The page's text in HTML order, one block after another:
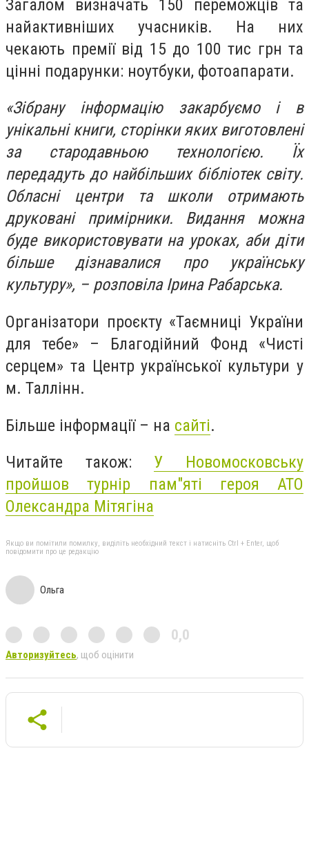
Загалом визначать 150 переможців та
найактивніших учасників. На них
чекають премії від 15 до 100 тис грн та
цінні подарунки: ноутбуки, фотоапарати.
«Зібрану інформацію закарбуємо і в
унікальні книги, сторінки яких виготовлені
за стародавньою технологією. Їх
передадуть до найбільших бібліотек світу.
Обласні центри та школи отримають
друковані примірники. Видання можна
буде використовувати на уроках, аби діти
більше дізнавалися про українську
культуру», – розповіла Ірина Рабарська.
Організатори проєкту «Таємниці України
для тебе» – Благодійний Фонд «Чисті
серцем» та Центр української культури у
м. Таллінн.
Більше інформації – на сайті.
Читайте також: У Новомосковську
пройшов турнір пам"яті героя АТО
Олександра Мітягіна
Якщо ви помітили помилку, виділіть необхідний текст і натисніть Ctrl + Enter, щоб
повідомити про це редакцію
Ольга
0,0
Авторизуйтесь, щоб оцінити